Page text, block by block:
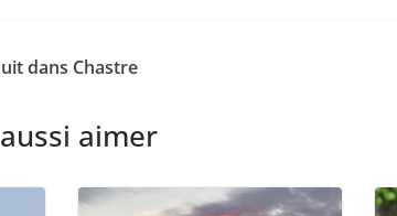
dans Chastre
aimer